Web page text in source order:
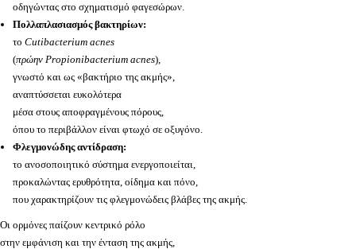
οδηγώντας στο σχηματισμό φαγεσώρων.
Πολλαπλασιασμός βακτηρίων:
το Cutibacterium acnes
(πρώην Propionibacterium acnes),
γνωστό και ως «βακτήριο της ακμής»,
αναπτύσσεται ευκολότερα
μέσα στους αποφραγμένους πόρους,
όπου το περιβάλλον είναι φτωχό σε οξυγόνο.
Φλεγμονώδης αντίδραση:
το ανοσοποιητικό σύστημα ενεργοποιείται,
προκαλώντας ερυθρότητα, οίδημα και πόνο,
που χαρακτηρίζουν τις φλεγμονώδεις βλάβες της ακμής.
Οι ορμόνες παίζουν κεντρικό ρόλο
στην εμφάνιση και την ένταση της ακμής,